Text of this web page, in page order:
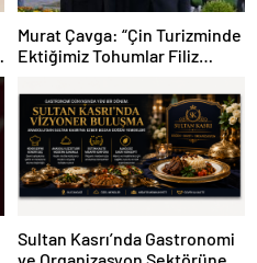
Murat Çavga: “Çin Turizminde
Ektiğimiz Tohumlar Filiz
Sultan Kasrı’nda Gastronomi